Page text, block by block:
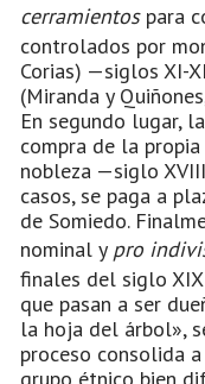
cerramientospara
controlados por
Corias) —siglos XI-
(Miranda y
En segundo lugar,
compra de la
nobleza —siglo
casos, se paga a
de Somiedo.
nominal y pro
finales del siglo
que pasan a ser
la hoja del árbol»,
proceso consolida
grupo étnico bien